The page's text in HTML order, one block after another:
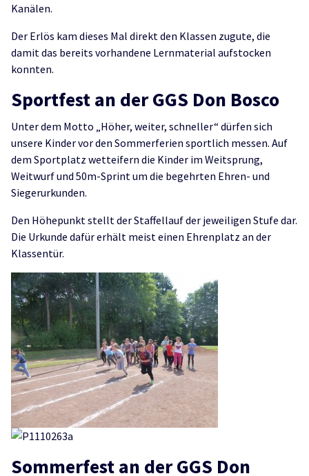
Kanälen.
Der Erlös kam dieses Mal direkt den Klassen zugute, die
damit das bereits vorhandene Lernmaterial aufstocken
konnten.
Sportfest an der GGS Don Bosco
Unter dem Motto „Höher, weiter, schneller“ dürfen sich
unsere Kinder vor den Sommerferien sportlich messen. Auf
dem Sportplatz wetteifern die Kinder im Weitsprung,
Weitwurf und 50m-Sprint um die begehrten Ehren- und
Siegerurkunden.
Den Höhepunkt stellt der Staffellauf der jeweiligen Stufe dar.
Die Urkunde dafür erhält meist einen Ehrenplatz an der
Klassentür.
Sommerfest an der GGS Don